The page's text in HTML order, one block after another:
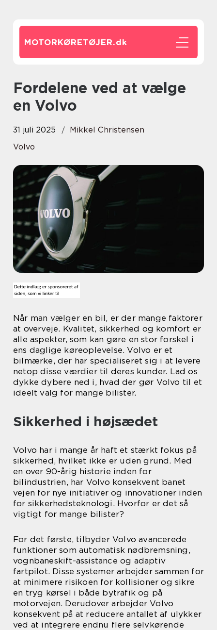
MOTORKØRETØJER.dk
Fordelene ved at vælge
en Volvo
31 juli 2025
Mikkel Christensen
Volvo
Når man vælger en bil, er der mange faktorer
at overveje. Kvalitet, sikkerhed og komfort er
alle aspekter, som kan gøre en stor forskel i
ens daglige køreoplevelse. Volvo er et
bilmærke, der har specialiseret sig i at levere
netop disse værdier til deres kunder. Lad os
dykke dybere ned i, hvad der gør Volvo til et
ideelt valg for mange bilister.
Sikkerhed i højsædet
Volvo har i mange år haft et stærkt fokus på
sikkerhed, hvilket ikke er uden grund. Med
en over 90-årig historie inden for
bilindustrien, har Volvo konsekvent banet
vejen for nye initiativer og innovationer inden
for sikkerhedsteknologi. Hvorfor er det så
vigtigt for mange bilister?
For det første, tilbyder Volvo avancerede
funktioner som automatisk nødbremsning,
vognbaneskift-assistance og adaptiv
fartpilot. Disse systemer arbejder sammen for
at minimere risikoen for kollisioner og sikre
en tryg kørsel i både bytrafik og på
motorvejen. Derudover arbejder Volvo
konsekvent på at reducere antallet af ulykker
ved at integrere endnu flere selvkørende